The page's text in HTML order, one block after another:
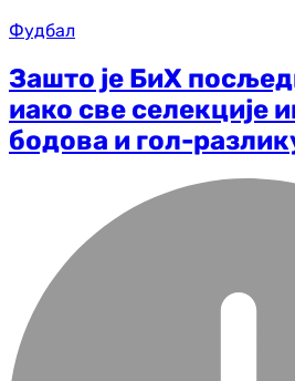
Фудбал
Зашто је БиХ
иако све селекције
бодова и гол-